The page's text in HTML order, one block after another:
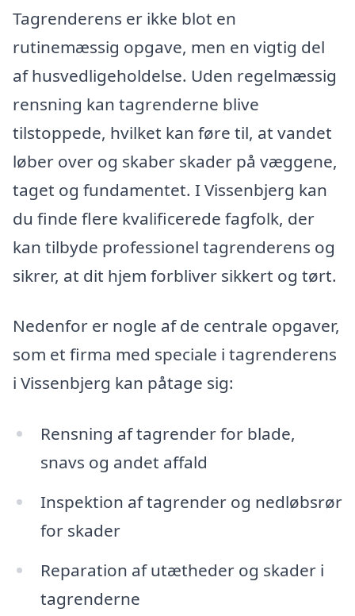
Tagrenderens er ikke blot en
rutinemæssig opgave, men en vigtig del
af husvedligeholdelse. Uden regelmæssig
rensning kan tagrenderne blive
tilstoppede, hvilket kan føre til, at vandet
løber over og skaber skader på væggene,
taget og fundamentet. I Vissenbjerg kan
du finde flere kvalificerede fagfolk, der
kan tilbyde professionel tagrenderens og
sikrer, at dit hjem forbliver sikkert og tørt.
Nedenfor er nogle af de centrale opgaver,
som et firma med speciale i tagrenderens
i Vissenbjerg kan påtage sig:
Rensning af tagrender for blade,
snavs og andet affald
Inspektion af tagrender og nedløbsrør
for skader
Reparation af utætheder og skader i
tagrenderne